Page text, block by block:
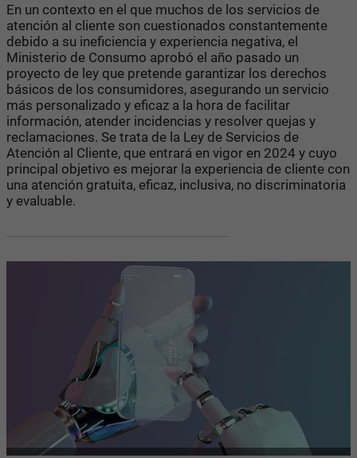
En un contexto en el que muchos de los servicios de
atención al cliente son cuestionados constantemente
debido a su ineficiencia y experiencia negativa, el
Ministerio de Consumo aprobó el año pasado un
proyecto de ley que pretende garantizar los derechos
básicos de los consumidores, asegurando un servicio
más personalizado y eficaz a la hora de facilitar
información, atender incidencias y resolver quejas y
reclamaciones. Se trata de la Ley de Servicios de
Atención al Cliente, que entrará en vigor en 2024 y cuyo
principal objetivo es mejorar la experiencia de cliente con
una atención gratuita, eficaz, inclusiva, no discriminatoria
y evaluable.